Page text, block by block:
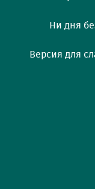
Ни дня
Версия для